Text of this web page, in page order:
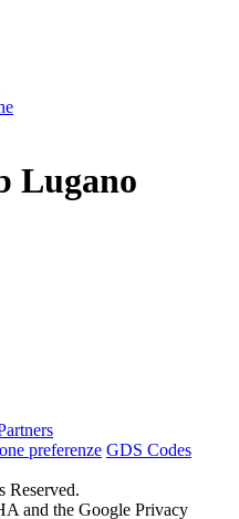
Lugano
preferenze GDS Codes
Reserved.
and the Google Privacy